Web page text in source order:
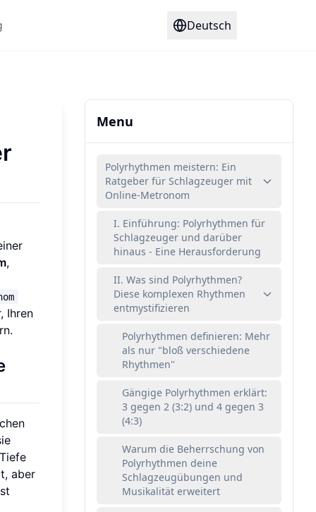
Deutsch
,
Ihren
aber
Menu
Polyrhythmen meistern: Ein
Ratgeber für Schlagzeuger mit
Online-Metronom
I. Einführung: Polyrhythmen für
Schlagzeuger und darüber
hinaus - Eine Herausforderung
II. Was sind Polyrhythmen?
Diese komplexen Rhythmen
entmystifizieren
Polyrhythmen definieren: Mehr
als nur "bloß verschiedene
Rhythmen"
Gängige Polyrhythmen erklärt:
3 gegen 2 (3:2) und 4 gegen 3
(4:3)
Warum die Beherrschung von
Polyrhythmen deine
Schlagzeugübungen und
Musikalität erweitert